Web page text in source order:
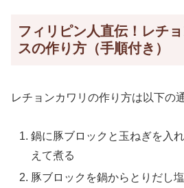
フィリピン人直伝！レチ
スの作り方（手順付き）
レチョンカワリの作り方は以下の
鍋に豚ブロックと玉ねぎを入
えて煮る
豚ブロックを鍋からとりだし